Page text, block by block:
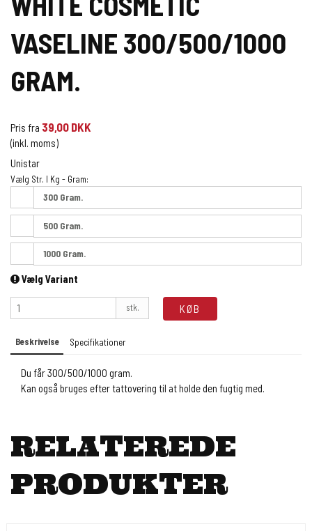
VASELINE 300/500/1000
GRAM.
Pris fra 39,00 DKK
(inkl. moms)
Unistar
Vælg Str. I Kg - Gram:
300 Gram.
500 Gram.
1000 Gram.
Vælg Variant
stk. KØB
Beskrivelse Specifikationer
Du får 300/500/1000 gram.
Kan også bruges efter tattovering til at holde den fugtig med.
RELATEREDE
PRODUKTER